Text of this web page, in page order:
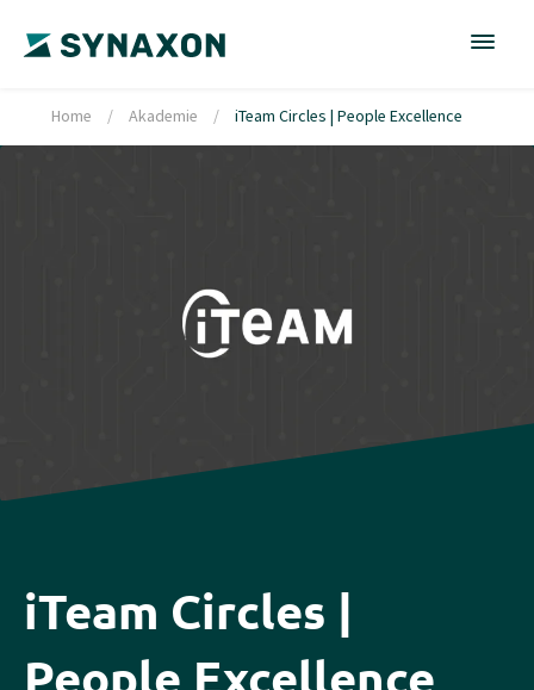
Home / Akademie / iTeam Circles | People Excellence
iTeam Circles |
People Excellence